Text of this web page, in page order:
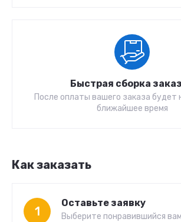
Быстрая сборка
После оплаты вашего заказа будет
ближайшее время
Как заказать
1
Оставьте заявку
Выберите понравившийся